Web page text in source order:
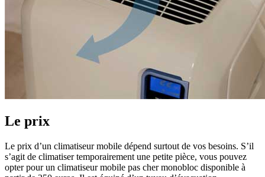
Le prix
Le prix d’un climatiseur mobile dépend surtout de vos besoins. S’il
s’agit de climatiser temporairement une petite pièce, vous pouvez
opter pour un climatiseur mobile pas cher monobloc disponible à